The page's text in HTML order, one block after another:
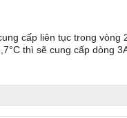
cấp liên tục trong
thì sẽ cung cấp dòng